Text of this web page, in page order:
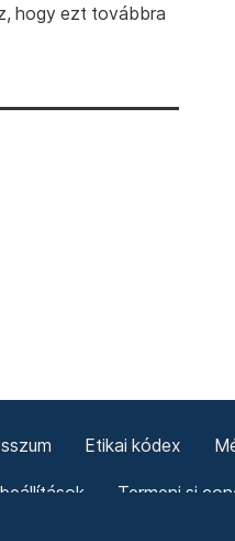
hogy ezt továbbra
Etikai kódex
Termeni și